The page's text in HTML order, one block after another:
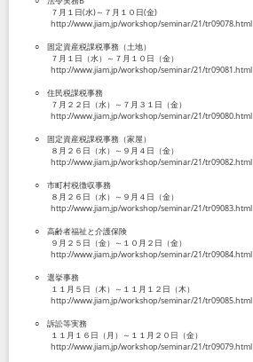
７月１日(水)～７月１０日(金)
http://www.jiam.jp/workshop/seminar/21/tr09078.html
○ 固定資産税課税事務（土地）
７月１日（水）～７月１０日（金）
http://www.jiam.jp/workshop/seminar/21/tr09081.html
○ 住民税課税事務
７月２２日（水）～７月３１日（金）
http://www.jiam.jp/workshop/seminar/21/tr09080.html
○ 固定資産税課税事務（家屋）
８月２６日（水）～９月４日（金）
http://www.jiam.jp/workshop/seminar/21/tr09082.html
○ 市町村税徴収事務
８月２６日（水）～９月４日（金）
http://www.jiam.jp/workshop/seminar/21/tr09083.html
○ 高齢者福祉と介護保険
９月２５日（金）～１０月２日（金）
http://www.jiam.jp/workshop/seminar/21/tr09084.html
○ 選挙事務
１１月５日（木）～１１月１２日（木）
http://www.jiam.jp/workshop/seminar/21/tr09085.html
○ 訴訟等実務
１１月１６日（月）～１１月２０日（金）
http://www.jiam.jp/workshop/seminar/21/tr09079.html